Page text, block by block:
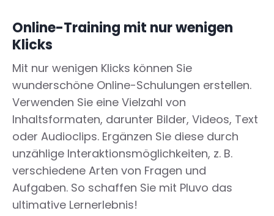
Online-Training mit nur wenigen
Klicks
Mit nur wenigen Klicks können Sie
wunderschöne Online-Schulungen erstellen.
Verwenden Sie eine Vielzahl von
Inhaltsformaten, darunter Bilder, Videos, Text
oder Audioclips. Ergänzen Sie diese durch
unzählige Interaktionsmöglichkeiten, z. B.
verschiedene Arten von Fragen und
Aufgaben. So schaffen Sie mit Pluvo das
ultimative Lernerlebnis!